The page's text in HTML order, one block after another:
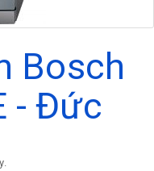
Bosch
- Đức